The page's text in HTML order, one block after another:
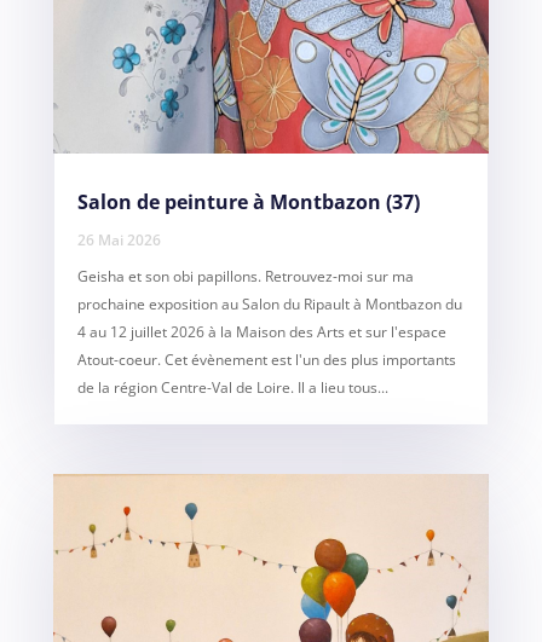
Salon de peinture à Montbazon (37)
26 Mai 2026
Geisha et son obi papillons. Retrouvez-moi sur ma
prochaine exposition au Salon du Ripault à Montbazon du
4 au 12 juillet 2026 à la Maison des Arts et sur l'espace
Atout-coeur. Cet évènement est l'un des plus importants
de la région Centre-Val de Loire. Il a lieu tous...